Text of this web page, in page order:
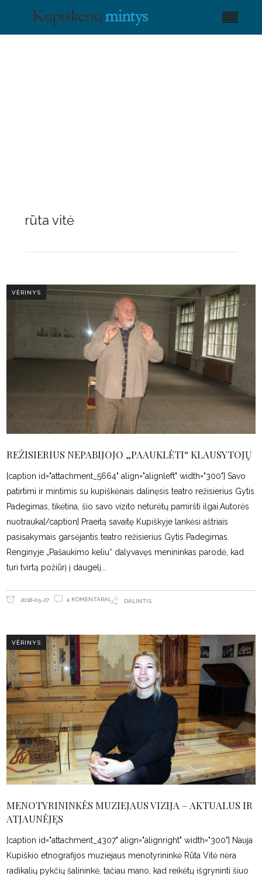
rūta vitė
VĖRINYS
REŽISIERIUS NEPABIJOJO „PAAUKLĖTI“ KLAUSYTOJŲ
[caption id="attachment_5664" align="alignleft" width="300"] Savo
patirtimi ir mintimis su kupiškėnais dalinęsis teatro režisierius Gytis
Padegimas, tikėtina, šio savo vizito neturėtų pamiršti ilgai.Autorės
nuotrauka[/caption] Praeitą savaitę Kupiškyje lankėsi aštriais
pasisakymais garsėjantis teatro režisierius Gytis Padegimas.
Renginyje „Pašaukimo keliu“ dalyvavęs menininkas parodė, kad
turi tvirtą požiūrį į daugelį
2018-05-27 4 KOMENTARAI DALINTIS
VĖRINYS
MENOTYRININKĖS MUZIEJAUS VIZIJA – AKTUALUS IR
ATJAUNĖJĘS
[caption id="attachment_4307" align="alignright" width="300"] Nauja
Kupiškio etnografijos muziejaus menotyrininkė Rūta Vitė nėra
radikalių pykčių šalininkė, tačiau mano, kad reikėtų išgryninti šiuo